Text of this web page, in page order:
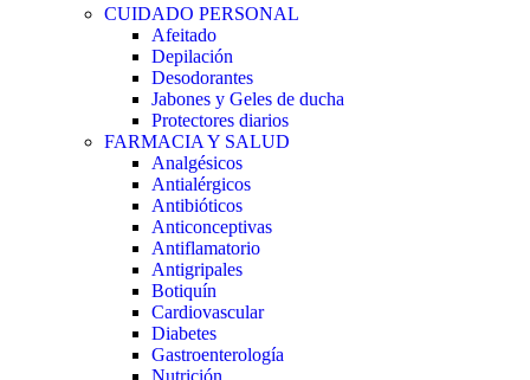
CUIDADO PERSONAL
Afeitado
Depilación
Desodorantes
Jabones y Geles de ducha
Protectores diarios
FARMACIA Y SALUD
Analgésicos
Antialérgicos
Antibióticos
Anticonceptivas
Antiflamatorio
Antigripales
Botiquín
Cardiovascular
Diabetes
Gastroenterología
Nutrición